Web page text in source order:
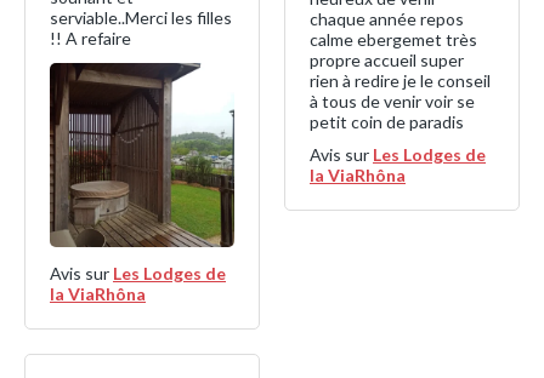
serviable..Merci les filles
!! A refaire
Avis sur Les Lodges de
la ViaRhôna
chaque année repos
calme ebergemet très
propre accueil super
rien à redire je le conseil
à tous de venir voir se
petit coin de paradis
Avis sur Les Lodges de
la ViaRhôna